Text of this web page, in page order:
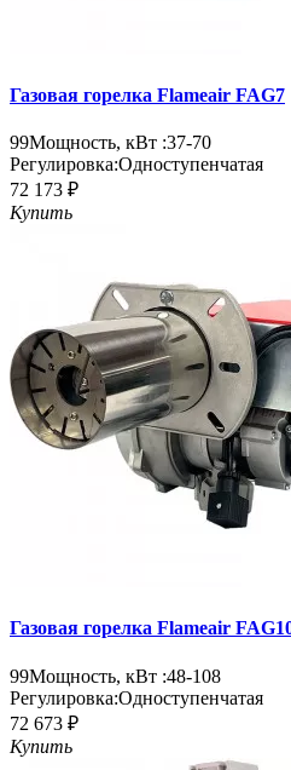
Газовая горелка Flameair FAG7
99Мощность, кВт :37-70
Регулировка:Одноступенчатая
72 173 ₽
Купить
Газовая горелка Flameair
99Мощность, кВт :48-108
Регулировка:Одноступенчатая
72 673 ₽
Купить